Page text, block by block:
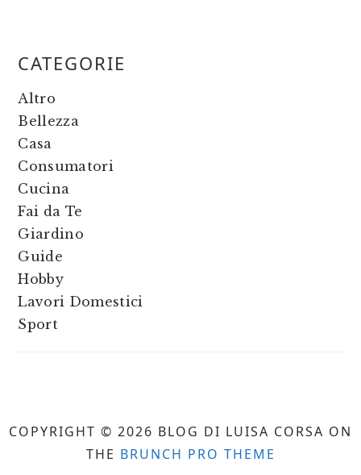
CATEGORIE
Altro
Bellezza
Casa
Consumatori
Cucina
Fai da Te
Giardino
Guide
Hobby
Lavori Domestici
Sport
COPYRIGHT © 2026 BLOG DI LUISA CORSA ON
THE BRUNCH PRO THEME